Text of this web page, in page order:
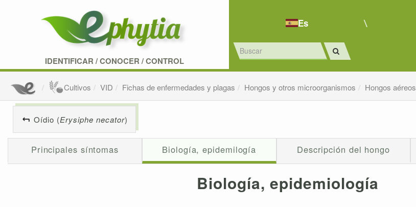
IDENTIFICAR /CONOCER /CONTROL
Es
Cultivos VID Fichas de enfermedades y plagas Hongos y otros microorganismos Hongos aéreos
Oídio (Erysiphe necator)
Principales síntomas Biología, epidemilogía Descripción del hongo
Biología, epidemiología